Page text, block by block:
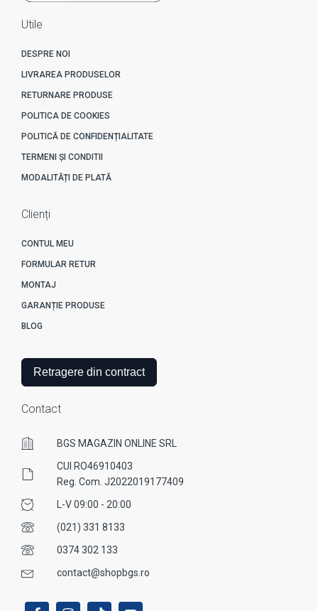
Utile
DESPRE NOI
LIVRAREA PRODUSELOR
RETURNARE PRODUSE
POLITICA DE COOKIES
POLITICĂ DE CONFIDENȚIALITATE
TERMENI ȘI CONDITII
MODALITĂȚI DE PLATĂ
Clienți
CONTUL MEU
FORMULAR RETUR
MONTAJ
GARANȚIE PRODUSE
BLOG
Retragere din contract
Contact
BGS MAGAZIN ONLINE SRL
CUI RO46910403
Reg. Com. J2022019177409
L-V 09:00 - 20:00
(021) 331 8133
0374 302 133
contact@shopbgs.ro